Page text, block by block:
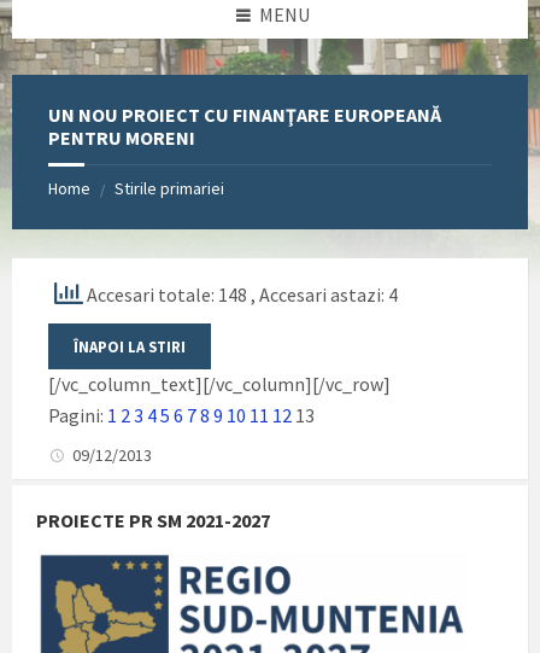
MENU
UN NOU PROIECT CU FINANŢARE EUROPEANĂ
PENTRU MORENI
Home / Stirile primariei
Accesari totale: 148 , Accesari astazi: 4
[/vc_column_text][/vc_column][/vc_row]
Pagini: 1 2 3 45 6 78 9 10 11 12 13
09/12/2013
PROIECTE PR SM 2021-2027